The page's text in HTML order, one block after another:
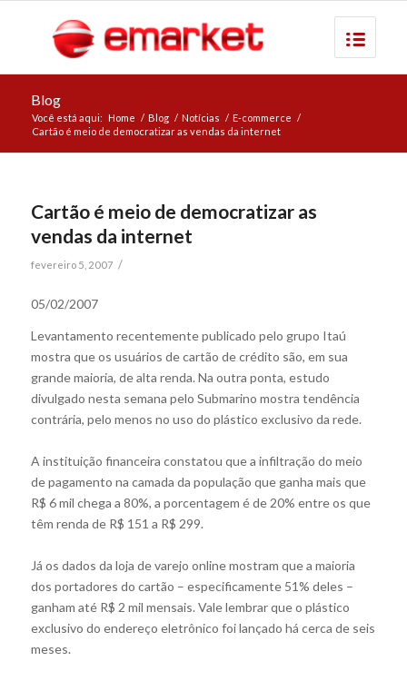
Blog
Você está aqui: Home / Blog / Notícias / E-commerce /
Cartão é meio de democratizar as vendas da internet
Cartão é meio de democratizar as
vendas da internet
fevereiro 5, 2007 /
05/02/2007
Levantamento recentemente publicado pelo grupo Itaú
mostra que os usuários de cartão de crédito são, em sua
grande maioria, de alta renda. Na outra ponta, estudo
divulgado nesta semana pelo Submarino mostra tendência
contrária, pelo menos no uso do plástico exclusivo da rede.
A instituição financeira constatou que a infiltração do meio
de pagamento na camada da população que ganha mais que
R$ 6 mil chega a 80%, a porcentagem é de 20% entre os que
têm renda de R$ 151 a R$ 299.
Já os dados da loja de varejo online mostram que a maioria
dos portadores do cartão – especificamente 51% deles –
ganham até R$ 2 mil mensais. Vale lembrar que o plástico
exclusivo do endereço eletrônico foi lançado há cerca de seis
meses.